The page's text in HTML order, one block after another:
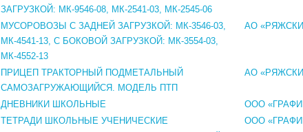
ЗАГРУЗКОЙ: МК-9546-08, МК-2541-03, МК-2545-06
МУСОРОВОЗЫ С ЗАДНЕЙ ЗАГРУЗКОЙ: МК-3546-03,
МК-4541-13, С БОКОВОЙ ЗАГРУЗКОЙ: МК-3554-03,
МК-4552-13
АО
ПРИЦЕП ТРАКТОРНЫЙ ПОДМЕТАЛЬНЫЙ
САМОЗАГРУЖАЮЩИЙСЯ. МОДЕЛЬ ПТП
АО
ДНЕВНИКИ ШКОЛЬНЫЕ ООО
ТЕТРАДИ ШКОЛЬНЫЕ УЧЕНИЧЕСКИЕ
ООО